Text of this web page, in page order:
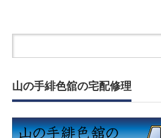
山の手緋色舘の宅配修理